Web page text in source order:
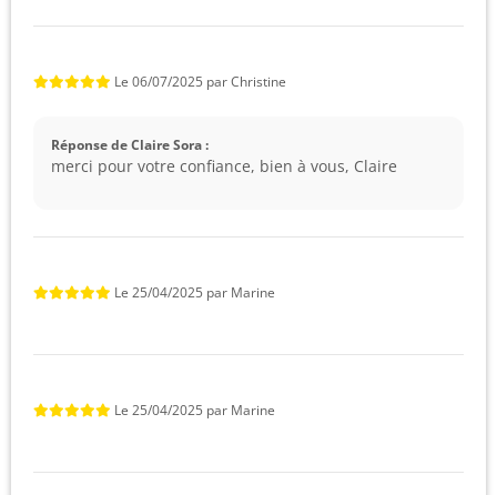
Le 06/07/2025 parChristine
Réponse de Claire Sora :
merci pour votre confiance, bien à vous, Claire
Le 25/04/2025 par Marine
Le 25/04/2025 par Marine